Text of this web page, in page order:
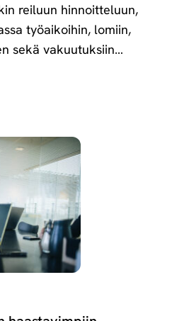
reiluun hinnoitteluun,
työaikoihin, lomiin,
sekä vakuutuksiin…